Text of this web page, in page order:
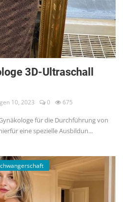
3D-Ultraschall
10, 2023 0 675
für die Durchführung von
eine spezielle Ausbildun...